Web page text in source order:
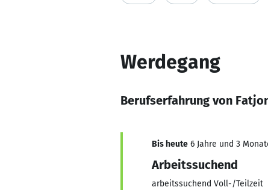
Werdegang
Berufserfahrung von
Bis heute 6 Jahre und 3
Arbeitssuchend
arbeitssuchend Voll-/Teilzeit